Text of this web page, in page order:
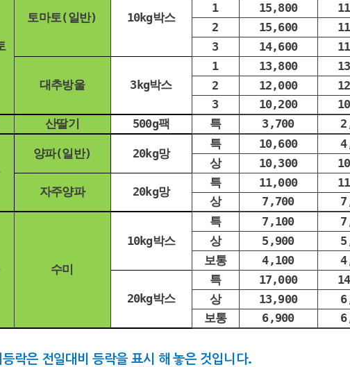
토마토(일반) 10kg박스
1 15,800
2
15,600
3
14,600
대추방울 3kg박스
1 13,800
2 12,000
3
10,200
산딸기 500g팩 특 3,700
양파(일반) 20kg망
특 10,600
상 10,300
자주양파 20kg망
특 11,000
상 7,700
수미
10kg박스
특 7,100
상 5,900
보통
4,100
20kg박스
특 17,000
상 13,900
보통
6,900
락은 전일대비 등락을 표시 해 놓은 것입니다.